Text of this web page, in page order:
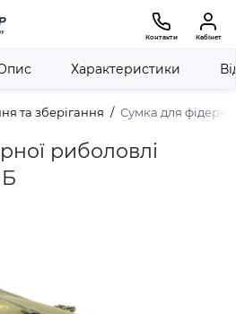
Контакти Кабінет
та зберігання Сумка для
риболовлі
Характеристики